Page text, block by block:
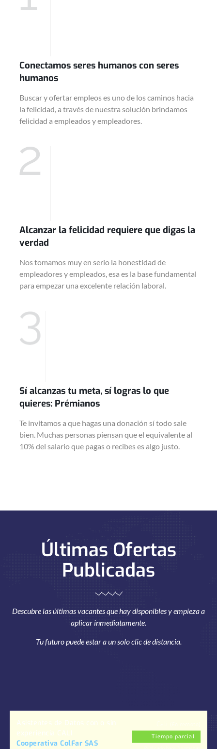
Conectamos seres humanos con seres
humanos
Buscar y ofertar empleos es uno de los caminos hacia
la felicidad, a través de nuestra solución brindamos
felicidad a empleados y empleadores.
Alcanzar la felicidad requiere que digas la
verdad
Nos tomamos muy en serio la honestidad de
empleadores y empleados, esa es la base fundamental
para empezar una excelente relación laboral.
Sí alcanzas tu meta, sí logras lo que
quieres: Prémianos
Te invitamos a que hagas una donación sí todo sale
bien. Muchas personas piensan que el equivalente al
10% del salario que pagas o recibes es algo justo.
Últimas Ofertas
Publicadas
Descubre las últimas vacantes que hay disponibles y empieza a
aplicar inmediatamente.
Tu futuro puede estar a un solo clic de distancia.
Asistentes de Datos con o sin
experiencia CALI
Cooperativa ColFar SAS
Tiempo parcial